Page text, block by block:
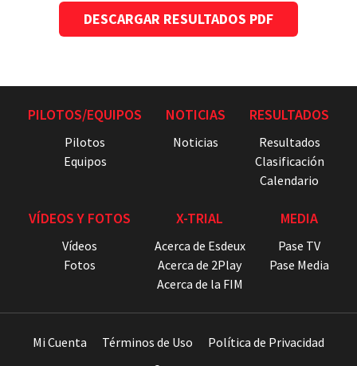
DESCARGAR RESULTADOS PDF
PILOTOS/EQUIPOS
Pilotos
Equipos
NOTICIAS
Noticias
RESULTADOS
Resultados
Clasificación
Calendario
VÍDEOS Y FOTOS
Vídeos
Fotos
X-TRIAL
Acerca de Esdeux
Acerca de 2Play
Acerca de la FIM
MEDIA
Pase TV
Pase Media
Mi Cuenta Términos de Uso
Política de Privacidad